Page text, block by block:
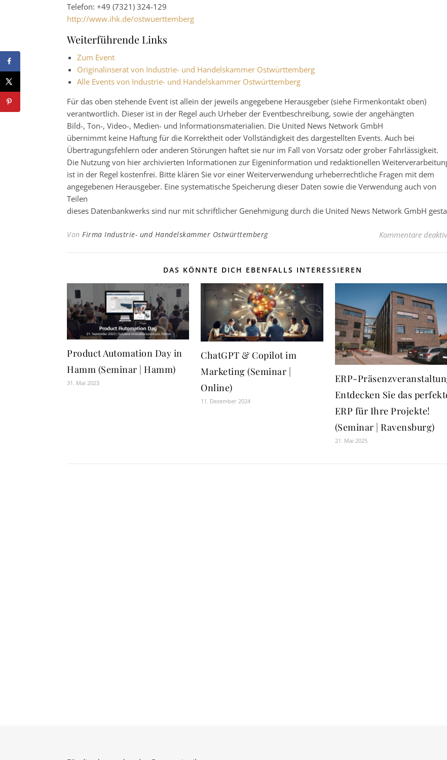
Telefon: +49 (7321) 324-129
http://www.ihk.de/ostwuerttemberg
Weiterführende Links
Zum Event
Originalinserat von Industrie- und Handelskammer Ostwürttemberg
Alle Events von Industrie- und Handelskammer Ostwürttemberg
Für das oben stehende Event ist allein der jeweils angegebene Herausgeber (siehe Firmenkontakt oben)
verantwortlich. Dieser ist in der Regel auch Urheber der Eventbeschreibung, sowie der angehängten
Bild-, Ton-, Video-, Medien- und Informationsmaterialien. Die United News Network GmbH
übernimmt keine Haftung für die Korrektheit oder Vollständigkeit des dargestellten Events. Auch bei
Übertragungsfehlern oder anderen Störungen haftet sie nur im Fall von Vorsatz oder grober Fahrlässigkeit.
Die Nutzung von hier archivierten Informationen zur Eigeninformation und redaktionellen
ist in der Regel kostenfrei. Bitte klären Sie vor einer Weiterverwendung urheberrechtliche Fragen mit dem
angegebenen Herausgeber. Eine systematische Speicherung dieser Daten sowie die Verwendung auch von
Teilen
dieses Datenbankwerks sind nur mit schriftlicher Genehmigung durch die United News Network GmbH
Von Firma Industrie- und Handelskammer Ostwürttemberg Kommentare
DAS KÖNNTE DICH EBENFALLS INTERESSIEREN
Product Automation Day in
Hamm (Seminar | Hamm)
31. Mai 2023
ChatGPT & Copilot im
Marketing (Seminar |
Online)
11. Dezember 2024
ERP-
Entdecken Sie das
ERP für Ihre Projekte!
(Seminar | Ravensburg)
21. Mai 2025